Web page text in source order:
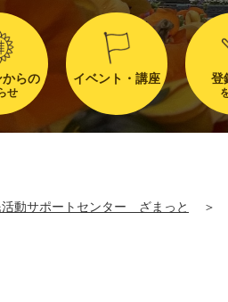
らの
せ
イベント・講座 登
活動サポートセンター ざまっと ＞